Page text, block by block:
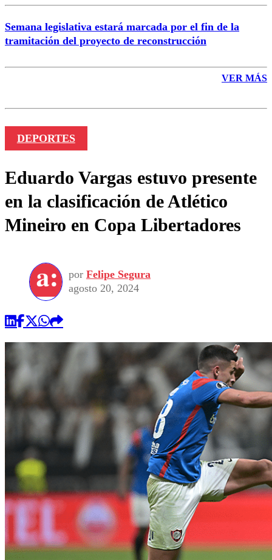
Semana legislativa estará marcada por el fin de la
tramitación del proyecto de reconstrucción
VER MÁS
DEPORTES
Eduardo Vargas estuvo presente
en la clasificación de Atlético
Mineiro en Copa Libertadores
por Felipe Segura
agosto 20, 2024